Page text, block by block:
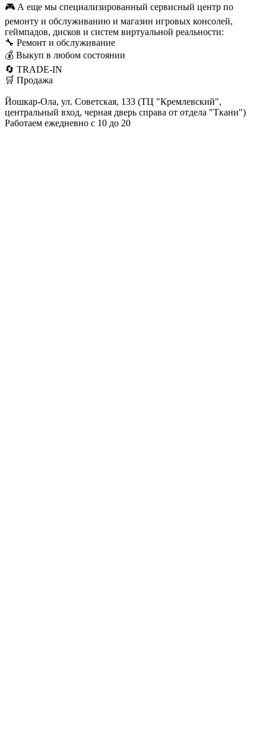
🎮 А еще мы специализированный сервисный центр по
ремонту и обслуживанию и магазин игровых консолей,
геймпадов, дисков и систем виртуальной реальности:
🔧 Ремонт и обслуживание
💰 Выкуп в любом состоянии
🔄 TRADE-IN
🛒 Продажа
Йошкар-Ола, ул. Советская, 133 (ТЦ "Кремлевский",
центральный вход, черная дверь справа от отдела "Ткани")
Работаем ежедневно с 10 до 20